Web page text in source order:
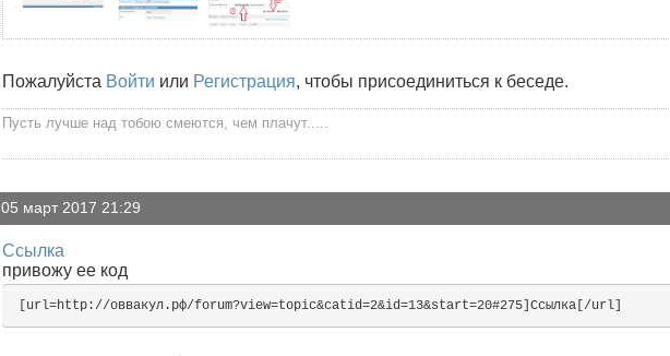
Пожалуйста Войти или Регистрация, чтобы присоединиться к беседе.
Пусть лучше над тобою смеются, чем плачут.....
05 март 2017 21:29
Ссылка
привожу ее код
[url=http://оввакул.рф/forum?view=topic&catid=2&id=13&start=20#275]Ссылка[/url]